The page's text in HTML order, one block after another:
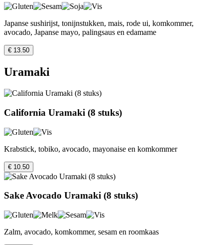
Japanse sushirijst, tonijnstukken, mais, rode ui, komkommer,
avocado, Japanse mayo, palingsaus en edamame
€ 13.50
Uramaki
California Uramaki (8 stuks)
Krabstick, tobiko, avocado, mayonaise en komkommer
€ 10.50
Sake Avocado Uramaki (8 stuks)
Zalm, avocado, komkommer, sesam en roomkaas